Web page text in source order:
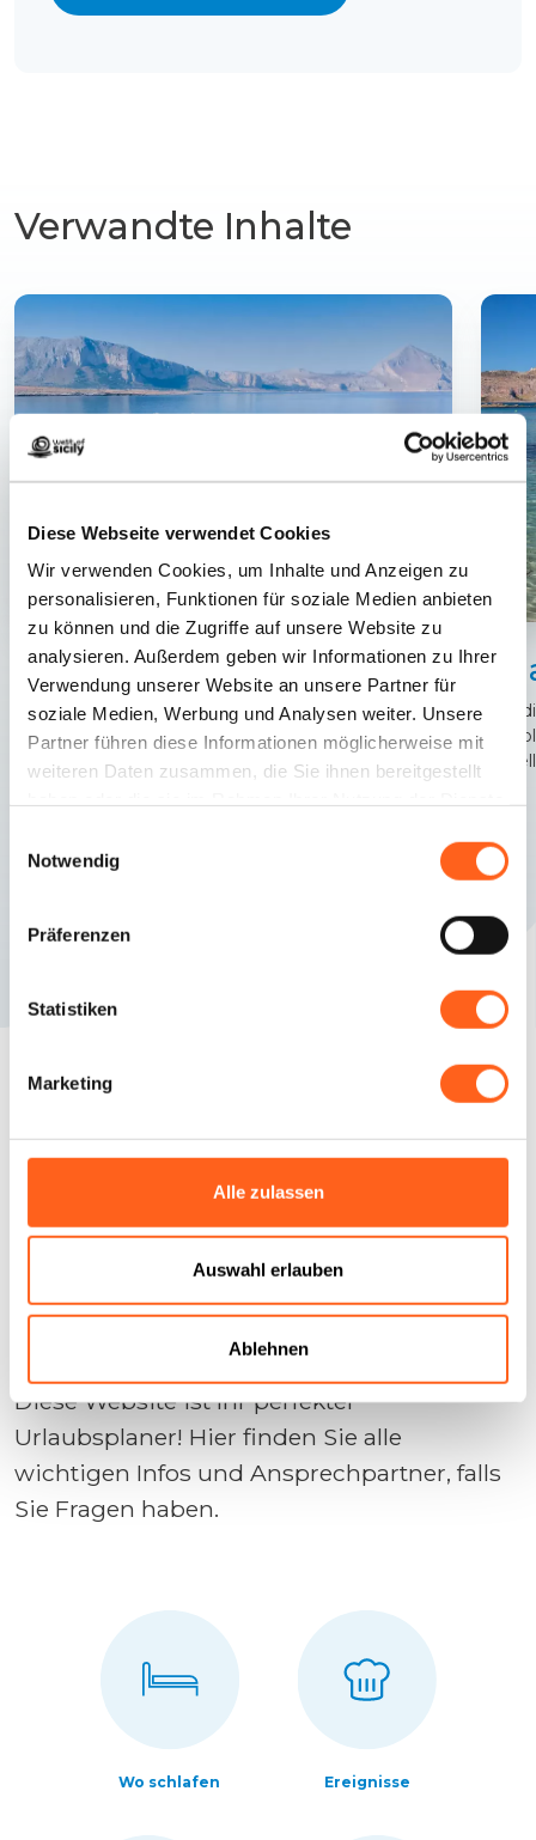
Diese Webseite verwendet Cookies
Wir verwenden Cookies, um Inhalte und Anzeigen zu
personalisieren, Funktionen für soziale Medien anbieten
zu können und die Zugriffe auf unsere Website zu
analysieren. Außerdem geben wir Informationen zu Ihrer
Verwendung unserer Website an unsere Partner für
soziale Medien, Werbung und Analysen weiter. Unsere
Partner führen diese Informationen möglicherweise mit
weiteren Daten zusammen, die Sie ihnen bereitgestellt
Notwendig
Präferenzen
Statistiken
Marketing
Alle zulassen
Auswahl erlauben
Ablehnen
Verwandte Inhalte
San Vito Lo Capo
Weiße Strände, blaues Meer: der Traumurlaub!
Baia
Fragen? Antworten!
Planen Sie Ihren
Urlaub
Kontaktieren Sie uns
Diese Website ist Ihr perfekter
Urlaubsplaner! Hier finden Sie alle
wichtigen Infos und Ansprechpartner, falls
Sie Fragen haben.
Wo schlafen Ereignisse